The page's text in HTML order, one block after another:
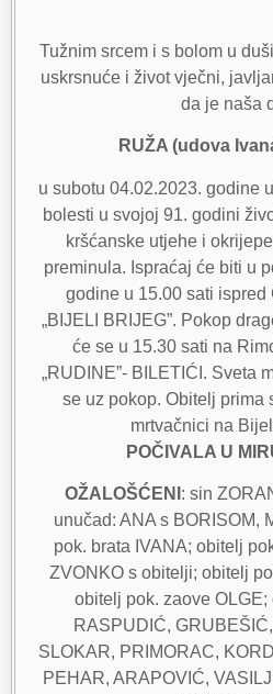
Tužnim srcem i s bolom u
uskrsnuće i život vječni,
da je naša
RUŽA (udova
u subotu 04.02.2023. godine
bolesti u svojoj 91. godini
kršćanske utjehe i
preminula. Ispraćaj će biti u
godine u 15.00 sati ispred
„BIJELI BRIJEG”. Pokop
će se u 15.30 sati na
„RUDINE”- BILETIĆI. Sveta
se uz pokop. Obitelj prima
mrtvačnici na
POČIVALA U
OŽALOŠĆENI : sin
unučad: ANA s BORISOM,
pok. brata IVANA; obitelj
ZVONKO s obitelji; obitelj
obitelj pok. zaove
RASPUDIĆ,
SLOKAR, PRIMORAC,
PEHAR, ARAPOVIĆ,